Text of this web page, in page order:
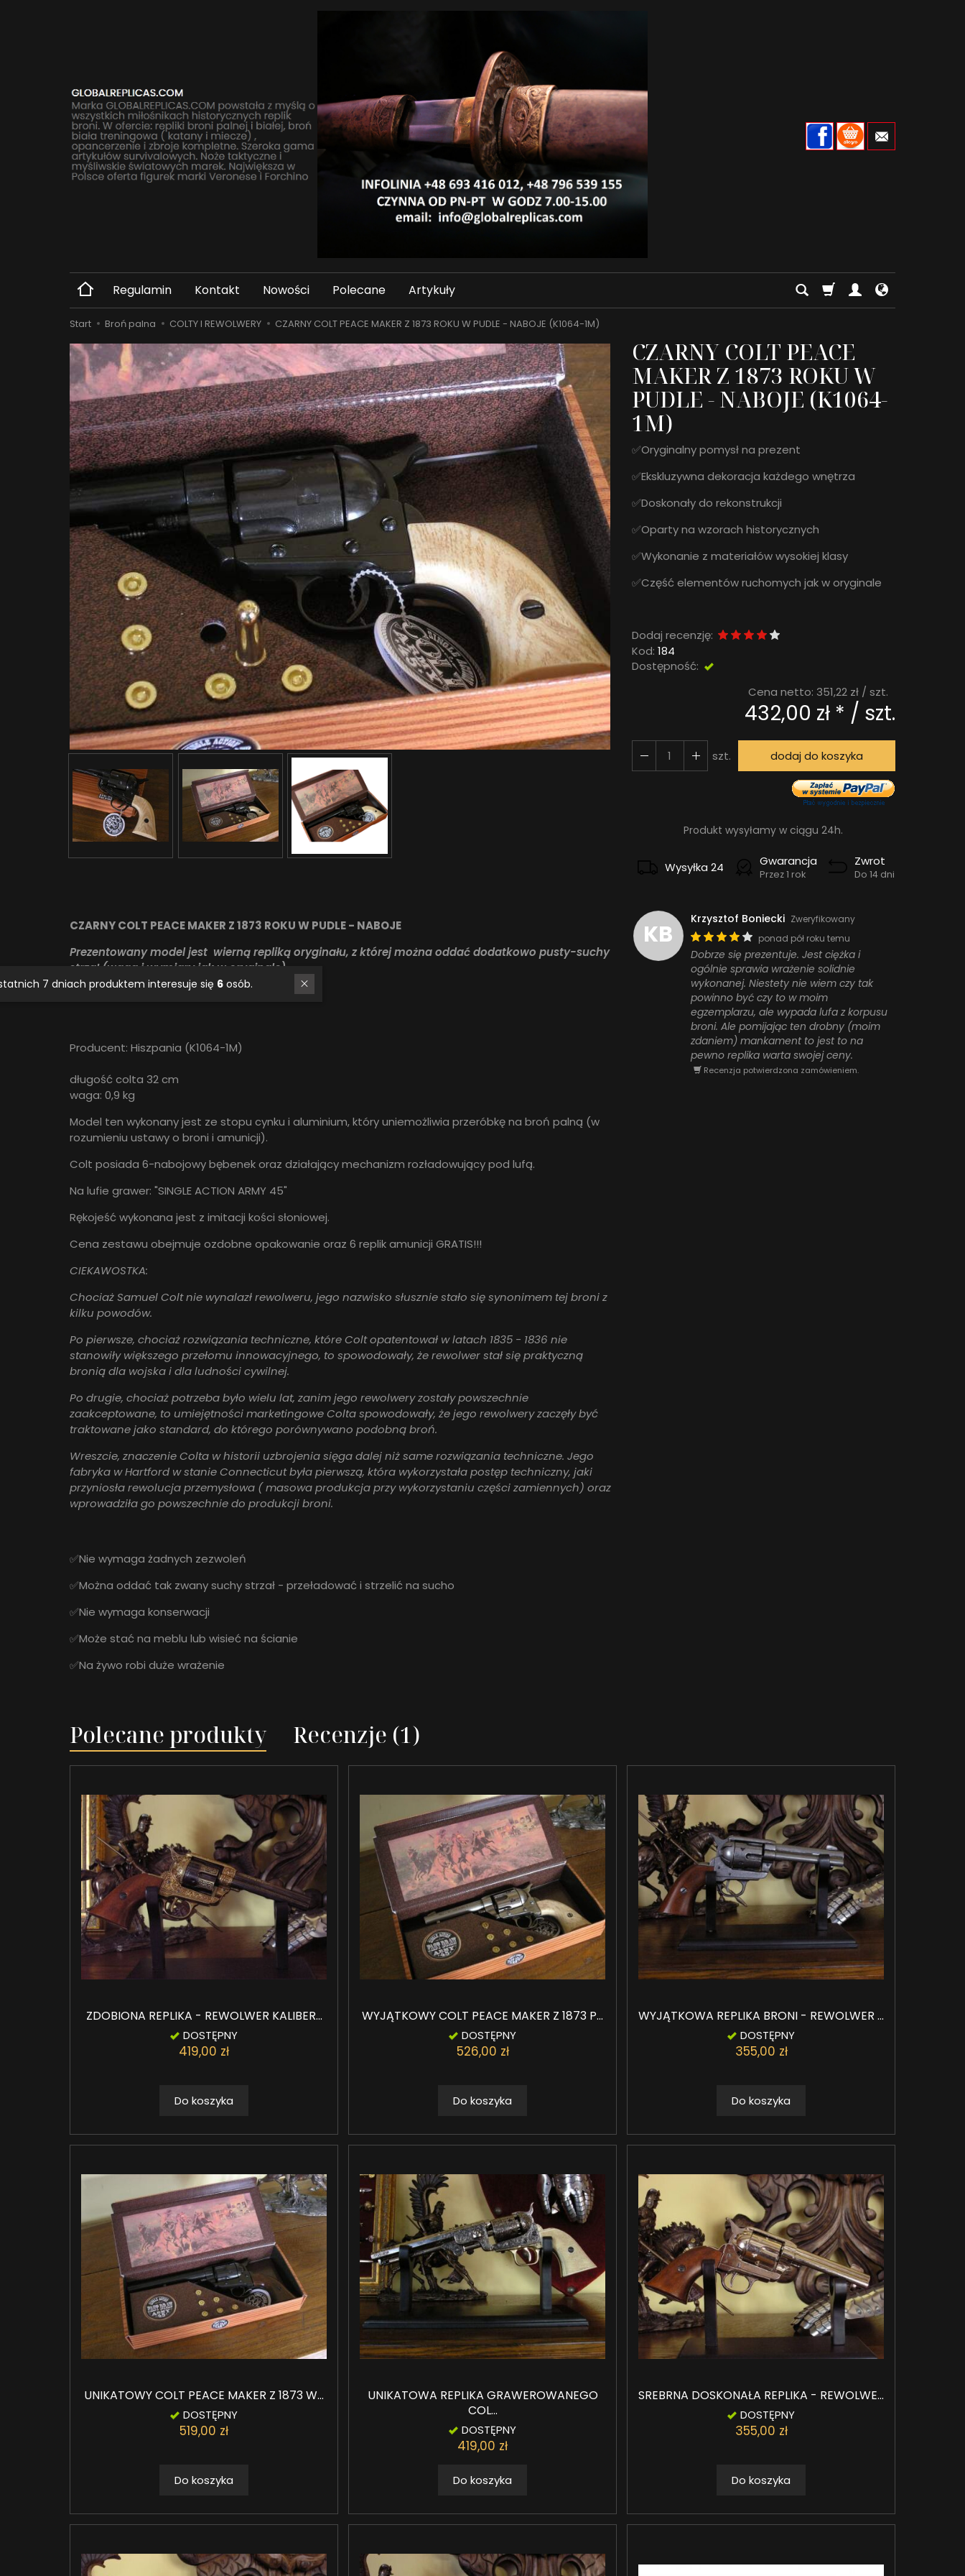
Regulamin Kontakt Nowości Polecane Artykuły
Start Broń palna COLTY I REWOLWERY CZARNY COLT PEACE MAKER Z 1873 ROKU W PUDLE - NABOJE (K1064-1M)
CZARNY COLT PEACE
MAKER Z 1873 ROKU W
PUDLE - NABOJE (K1064-
1M)
✅Oryginalny pomysł na prezent
✅Ekskluzywna dekoracja każdego wnętrza
✅Doskonały do rekonstrukcji
✅Oparty na wzorach historycznych
✅Wykonanie z materiałów wysokiej klasy
✅Część elementów ruchomych jak w oryginale
Dodaj recenzję:
Kod: 184
Dostępność:
Cena netto: 351,22 zł/ szt.
432,00 zł * / szt.
szt. dodaj do koszyka
Produkt wysyłamy w ciągu 24h.
Wysyłka 24 Gwarancja
Przez 1 rok
Zwrot
Do 14 dni
KB
Krzysztof Boniecki Zweryfikowany
ponad pół roku temu
Dobrze się prezentuje. Jest ciężka i
ogólnie sprawia wrażenie solidnie
wykonanej. Niestety nie wiem czy tak
powinno być czy to w moim
egzemplarzu, ale wypada lufa z korpusu
broni. Ale pomijając ten drobny (moim
zdaniem) mankament to jest to na
pewno replika warta swojej ceny.
Recenzja potwierdzona zamówieniem.
CZARNY COLT PEACE MAKER Z 1873 ROKU W PUDLE - NABOJE
Prezentowany model jest wierną repliką oryginału, z której można oddać dodatkowo pusty-suchy
strzał (waga i wymiary jak w oryginale).
Producent: Hiszpania (K1064-1M)
długość colta 32 cm
waga: 0,9 kg
Model ten wykonany jest ze stopu cynku i aluminium, który uniemożliwia przeróbkę na broń palną (w
rozumieniu ustawy o broni i amunicji).
Colt posiada 6-nabojowy bębenek oraz działający mechanizm rozładowujący pod lufą.
Na lufie grawer: "SINGLE ACTION ARMY 45"
Rękojeść wykonana jest z imitacji kości słoniowej.
Cena zestawu obejmuje ozdobne opakowanie oraz 6 replik amunicji GRATIS!!!
CIEKAWOSTKA:
Chociaż Samuel Colt nie wynalazł rewolweru, jego nazwisko słusznie stało się synonimem tej broni z
kilku powodów.
Po pierwsze, chociaż rozwiązania techniczne, które Colt opatentował w latach 1835 - 1836 nie
stanowiły większego przełomu innowacyjnego, to spowodowały, że rewolwer stał się praktyczną
bronią dla wojska i dla ludności cywilnej.
Po drugie, chociaż potrzeba było wielu lat, zanim jego rewolwery zostały powszechnie
zaakceptowane, to umiejętności marketingowe Colta spowodowały, że jego rewolwery zaczęły być
traktowane jako standard, do którego porównywano podobną broń.
Wreszcie, znaczenie Colta w historii uzbrojenia sięga dalej niż same rozwiązania techniczne. Jego
fabryka w Hartford w stanie Connecticut była pierwszą, która wykorzystała postęp techniczny, jaki
przyniosła rewolucja przemysłowa ( masowa produkcja przy wykorzystaniu części zamiennych) oraz
wprowadziła go powszechnie do produkcji broni.
✅Nie wymaga żadnych zezwoleń
✅Można oddać tak zwany suchy strzał - przeładować i strzelić na sucho
✅Nie wymaga konserwacji
✅Może stać na meblu lub wisieć na ścianie
✅Na żywo robi duże wrażenie
Polecane produkty Recenzje (1)
ZDOBIONA REPLIKA - REWOLWER KALIBER...
DOSTĘPNY
419,00 zł
Do koszyka
WYJĄTKOWY COLT PEACE MAKER Z 1873 P...
DOSTĘPNY
526,00 zł
Do koszyka
WYJĄTKOWA REPLIKA BRONI - REWOLWER ...
DOSTĘPNY
355,00 zł
Do koszyka
UNIKATOWY COLT PEACE MAKER Z 1873 W...
DOSTĘPNY
519,00 zł
Do koszyka
UNIKATOWA REPLIKA GRAWEROWANEGO
COL...
DOSTĘPNY
419,00 zł
Do koszyka
SREBRNA DOSKONAŁA REPLIKA - REWOLWE...
DOSTĘPNY
355,00 zł
Do koszyka
W ostatnich 7 dniach produktem interesuje się6